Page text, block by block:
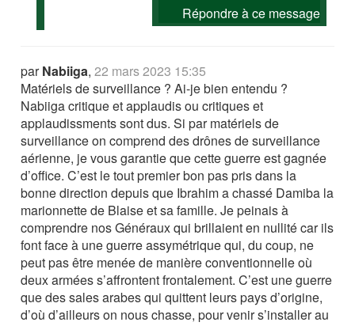
Répondre à ce message
parNabiiga,22 mars 2023 15:35
Matériels de surveillance ? Ai-je bien entendu ?
Nabiiga critique et applaudis ou critiques et
applaudissments sont dus. Si par matériels de
surveillance on comprend des drônes de surveillance
aérienne, je vous garantie que cette guerre est gagnée
d’office. C’est le tout premier bon pas pris dans la
bonne direction depuis que Ibrahim a chassé Damiba la
marionnette de Blaise et sa famille. Je peinais à
comprendre nos Généraux qui brillaient en nullité car ils
font face à une guerre assymétrique qui, du coup, ne
peut pas être menée de manière conventionnelle où
deux armées s’affrontent frontalement. C’est une guerre
que des sales arabes qui quittent leurs pays d’origine,
d’où d’ailleurs on nous chasse, pour venir s’installer au